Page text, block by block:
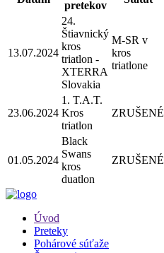
pretekov
13.07.2024
24.
Štiavnický
kros
triatlon -
XTERRA
Slovakia
M-SR v
kros
triatlone
23.06.2024
1. T.A.T.
Kros
triatlon
ZRUŠENÉ
01.05.2024
Black
Swans
kros
duatlon
ZRUŠENÉ
Úvod
Preteky
Pohárové súťaže